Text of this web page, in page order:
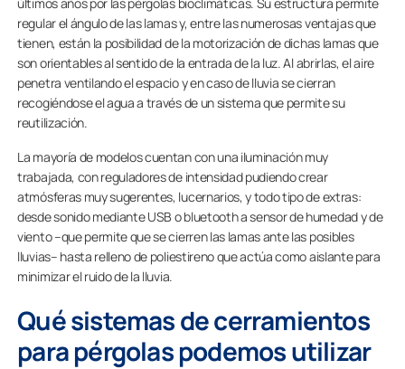
regular el ángulo de las lamas y, entre las numerosas ventajas que
tienen, están la posibilidad de la motorización de dichas lamas que
son orientables al sentido de la entrada de la luz. Al abrirlas, el aire
penetra ventilando el espacio y en caso de lluvia se cierran
recogiéndose el agua a través de un sistema que permite su
reutilización.
La mayoría de modelos cuentan con una iluminación muy
trabajada, con reguladores de intensidad pudiendo crear
atmósferas muy sugerentes, lucernarios, y todo tipo de extras:
desde sonido mediante USB o bluetooth a sensor de humedad y de
viento –que permite que se cierren las lamas ante las posibles
lluvias– hasta relleno de poliestireno que actúa como aislante para
minimizar el ruido de la lluvia.
Qué sistemas de cerramientos
para pérgolas podemos utilizar